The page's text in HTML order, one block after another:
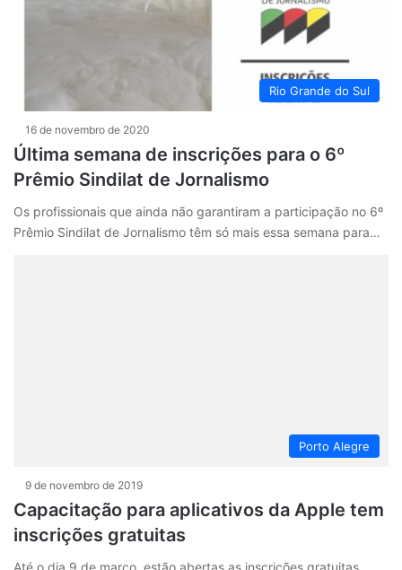
Rio Grande do Sul
16 de novembro de 2020
Última semana de inscrições para o 6º
Prêmio Sindilat de Jornalismo
Os profissionais que ainda não garantiram a participação no 6º
Prêmio Sindilat de Jornalismo têm só mais essa semana para…
Porto Alegre
9 de novembro de 2019
Capacitação para aplicativos da Apple tem
inscrições gratuitas